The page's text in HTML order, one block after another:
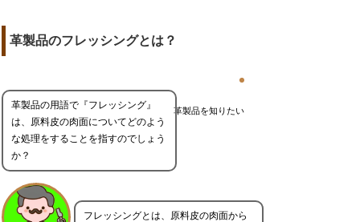
革製品のフレッシングとは？
革製品を知りたい
革製品の用語で『フレッシング』
は、原料皮の肉面についてどのよう
な処理をすることを指すのでしょう
か？
フレッシングとは、原料皮の肉面から